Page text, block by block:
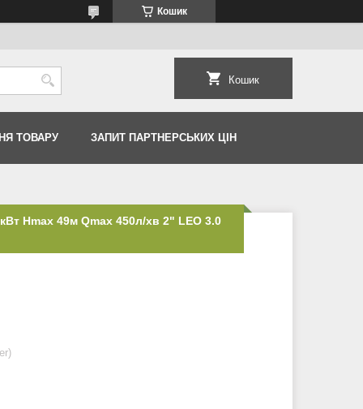
Кошик
Кошик
ТОВАРУ ЗАПИТ ПАРТНЕРСЬКИХ ЦІН
Hmax 49м Qmax 450л/хв 2" LEO 3.0